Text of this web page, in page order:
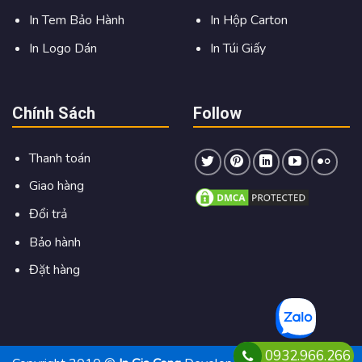
2.2cm
Tem bạc chữ nhật: 1 x 1.5cm/ 1 x 2 cm/ 1 x 2.5cm/ 1 x
Tem bạc elip: 0.8x 1.3cm/ 1x 1.5cm/ 1.2x 1.8cm/ 1x 2
cm.
In Tem Bảo Hành
In Logo Dán
In Hộp Carton
In Túi Giấy
Chính Sách
Thanh toán
Giao hàng
Đổi trả
Bảo hành
Đặt hàng
Follow
0932.966.266